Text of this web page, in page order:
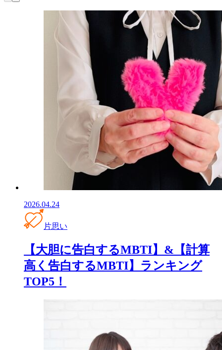
2026.04.24
片思い
【大胆に告白するMBTI】&【計算
高く告白するMBTI】ランキング
TOP5！